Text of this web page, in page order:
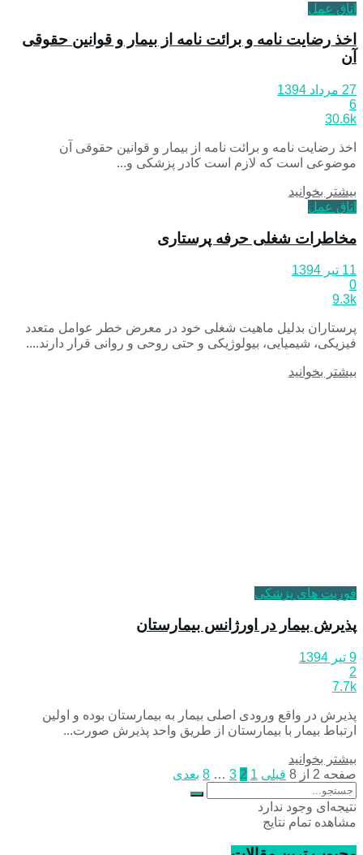
اتاق عمل
اخذ رضایت نامه و برائت نامه از بیمار و قوانین حقوقی
آن
27 مرداد 1394
6
30.6k
اخذ رضایت نامه و برائت نامه از بیمار و قوانین حقوقی آن
موضوعی است که لازم است کادر پزشکی و...
بیشتر بخوانید
اتاق عمل
مخاطرات شغلی حرفه پرستاری
11 تیر 1394
0
9.3k
پرستاران بدلیل ماهیت شغلی خود در معرض خطر عوامل متعدد
فیزیکی، شیمیایی، بیولوژیکی و حتی روحی و روانی قرار دارند....
بیشتر بخوانید
فوریت های پزشکی
پذیرش بیمار در اورژانس بیمارستان
9 تیر 1394
2
7.7k
پذیرش در واقع ورودی اصلی بیمار به بیمارستان بوده و اولین
ارتباط بیمار با بیمارستان از طریق واحد پذیرش صورت...
بیشتر بخوانید
صفحه 2 از 8
قبلی 1
2
3
…
8 بعدی
نتیجه‌ای وجود ندارد
مشاهده تمام نتایج